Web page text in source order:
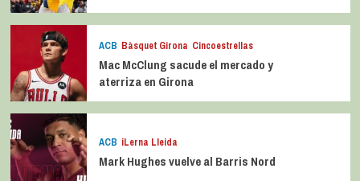
ACB Bàsquet Girona Cincoestrellas
Mac McClung sacude el mercado y
aterriza en Girona
ACB iLerna Lleida
Mark Hughes vuelve al Barris Nord